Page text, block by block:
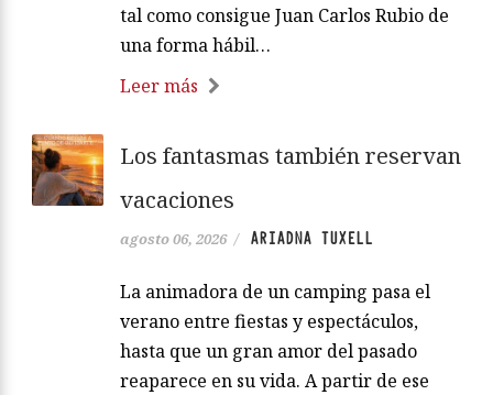
tal como consigue Juan Carlos Rubio de
una forma hábil…
Leer más
Los fantasmas también reservan
vacaciones
agosto 06, 2026 / ARIADNA TUXELL
La animadora de un camping pasa el
verano entre fiestas y espectáculos,
hasta que un gran amor del pasado
reaparece en su vida. A partir de ese